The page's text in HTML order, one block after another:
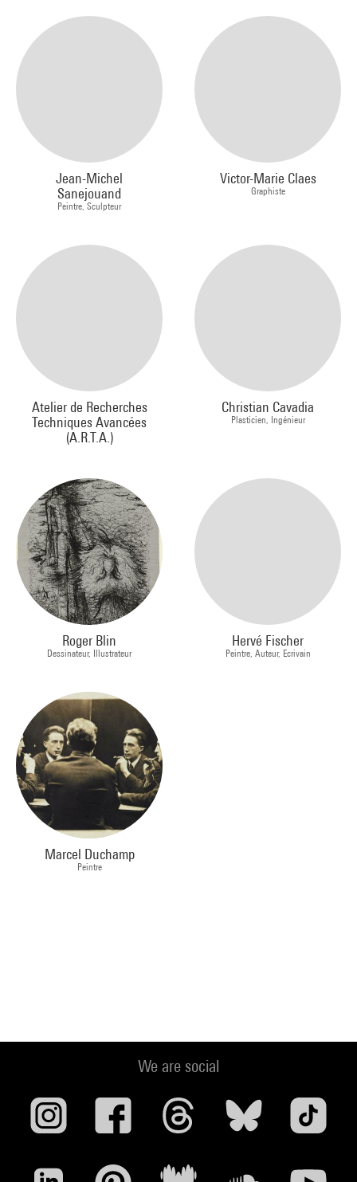
Jean-Michel
Sanejouand
Peintre, Sculpteur
Victor-Marie Claes
Graphiste
Atelier de Recherches
Techniques Avancées
(A.R.T.A.)
Christian Cavadia
Plasticien, Ingénieur
Roger Blin
Dessinateur, Illustrateur
Hervé Fischer
Peintre, Auteur, Ecrivain
Marcel Duchamp
Peintre
We are social